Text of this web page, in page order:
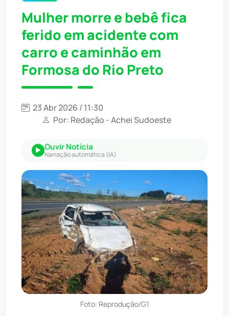
Mulher morre e bebê fica
ferido em acidente com
carro e caminhão em
Formosa do Rio Preto
23 Abr 2026 / 11:30
Por: Redação - Achei Sudoeste
Ouvir Notícia
Narração automática (IA)
Foto: Reprodução/G1